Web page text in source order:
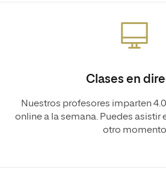
Clases en
Nuestros profesores imparten
online a la semana. Puedes asistir
otro momento